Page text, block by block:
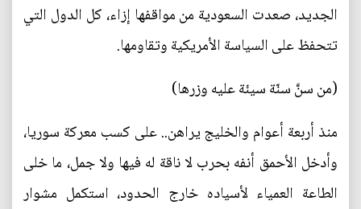
الجديد، صعدت السعودية من مواقفها إزاء، كل الدول التي
تتحفظ على السياسة الأمريكية وتقاومها.
(من سنَّ سنّة سيئة عليه وزرها)
منذ أربعة أعوام والخليج يراهن.. على كسب معركة سوريا،
وأدخل الأحمق أنفه بحرب لا ناقة له فيها ولا جمل، ما خلى
الطاعة العمياء لأسياده خارج الحدود، استكمل مشوار